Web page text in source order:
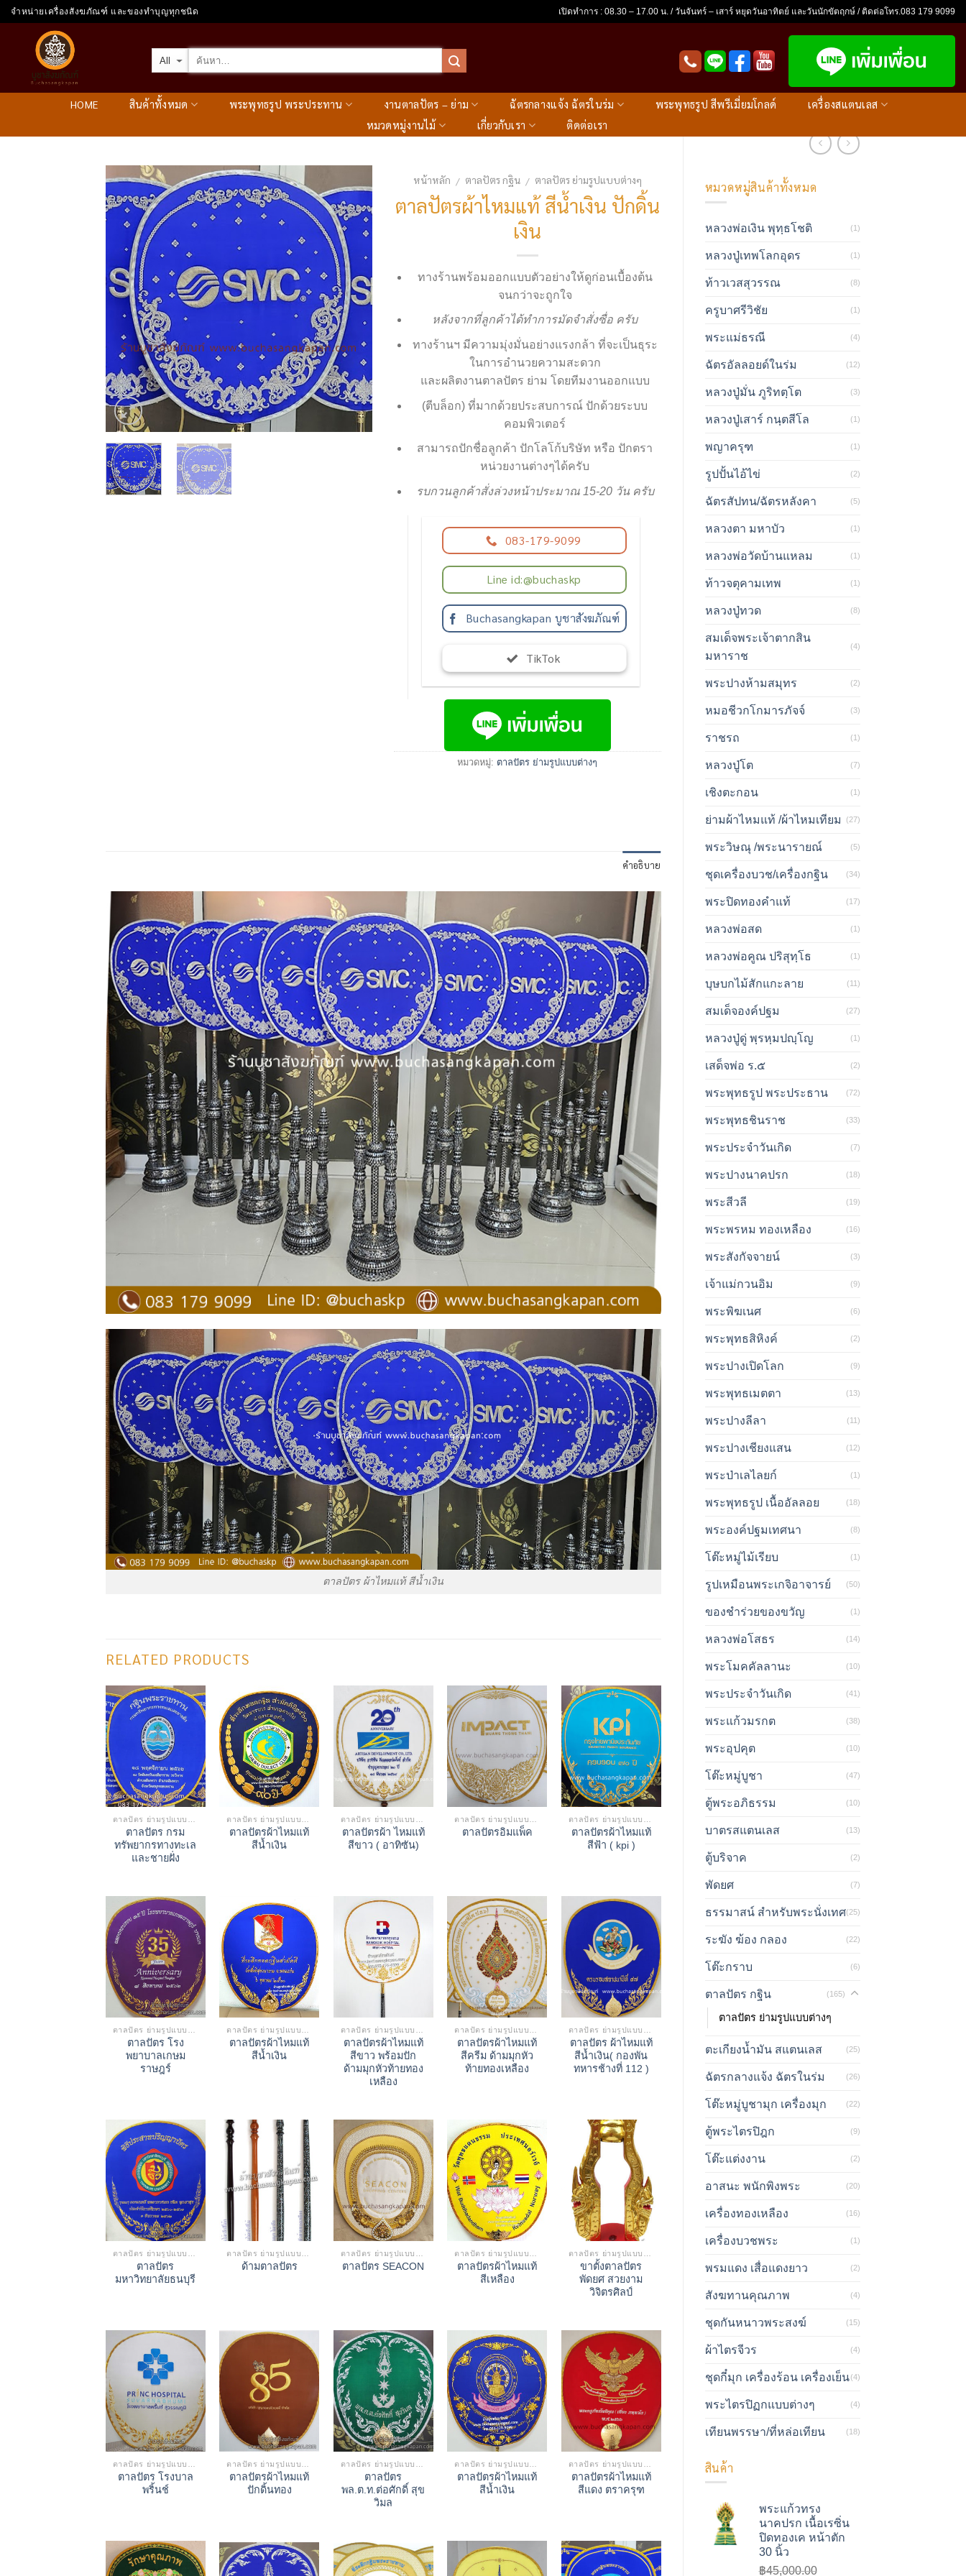
Skip
to
content
จำหน่ายเครื่องสังฆภัณฑ์ และของทำบุญทุกชนิด เปิดทำการ : 08.30 – 17.00 น. / วันจันทร์ – เสาร์ หยุดวันอาทิตย์ และวันนักขัตฤกษ์ / ติดต่อโทร.083 179 9099
HOME สินค้าทั้งหมด พระพุทธรูป พระประทาน งานตาลปัตร – ย่าม ฉัตรกลางแจ้ง ฉัตรในร่ม พระพุทธรูป สีพรีเมี่ยมโกลด์
เครื่องสแตนเลส
หมวดหมู่งานไม้
เกี่ยวกับเรา ติดต่อเรา
หน้าหลัก / ตาลปัตร กฐิน / ตาลปัตร ย่ามรูปแบบต่างๆ
ตาลปัตรผ้าไหมแท้ สีน้ำเงิน ปักดิ้น
เงิน
ทางร้านพร้อมออกแบบตัวอย่างให้ดูก่อนเบื้องต้น
จนกว่าจะถูกใจ
หลังจากที่ลูกค้าได้ทำการมัดจำสั่งซื่อ ครับ
ทางร้านฯ มีความมุ่งมั่นอย่างแรงกล้า ที่จะเป็นธุระ
ในการอำนวยความสะดวก
และผลิตงานตาลปัตร ย่าม โดยทีมงานออกแบบ
(ตีบล็อก) ที่มากด้วยประสบการณ์ ปักด้วยระบบ
คอมพิวเตอร์
สามารถปักชื่อลูกค้า ปักโลโก้บริษัท หรือ ปักตรา
หน่วยงานต่างๆได้ครับ
รบกวนลูกค้าสั่งล่วงหน้าประมาณ 15-20 วัน ครับ
083-179-9099
Line id:@buchaskp
Buchasangkapan บูชาสังฆภัณฑ์
TikTok
หมวดหมู่: ตาลปัตร ย่ามรูปแบบต่างๆ
คำอธิบาย
ตาลปัตร ผ้าไหมแท้ สีน้ำเงิน
RELATED PRODUCTS
ตาลปัตร กรม
ทรัพยากรทางทะเล
และชายฝั่ง
ตาลปัตรผ้าไหมแท้
สีน้ำเงิน
ตาลปัตรผ้า ไหมแท้
สีขาว ( อาทิซัน)
ตาลปัตรอิมแพ็ค
ตาลปัตรผ้าไหมแท้
สีฟ้า ( kpi )
ตาลปัตร โรง
พยาบาลเกษม
ราษฎร์
ตาลปัตรผ้าไหมแท้
สีน้ำเงิน
ตาลปัตรผ้าไหมแท้
สีขาว พร้อมปัก
ด้ามมุกหัวท้ายทอง
เหลือง
ตาลปัตรผ้าไหมแท้
สีครีม ด้ามมุกหัว
ท้ายทองเหลือง
ตาลปัตร ผ้าไหมแท้
สีน้ำเงิน( กองพัน
ทหารช้างที่ 112 )
ตาลปัตร
มหาวิทยาลัยธนบุรี
ด้ามตาลปัตร ตาลปัตร SEACON
ตาลปัตรผ้าไหมแท้
สีเหลือง
ขาตั้งตาลปัตร
พัดยศ สวยงาม
วิจิตรศิลป์
ตาลปัตร โรงบาล
พริ้นช์
ตาลปัตรผ้าไหมแท้
ปักดิ้นทอง
ตาลปัตร
พล.ต.ท.ต่อศักดิ์ สุข
วิมล
ตาลปัตรผ้าไหมแท้
สีน้ำเงิน
ตาลปัตรผ้าไหมแท้
สีแดง ตราครุฑ
หมวดหมู่สินค้าทั้งหมด
หลวงพ่อเงิน พุทฺธโชติ (1)
หลวงปู่เทพโลกอุดร (1)
ท้าวเวสสุวรรณ (8)
ครูบาศรีวิชัย (1)
พระแม่ธรณี (4)
ฉัตรอัลลอยด์ในร่ม (12)
หลวงปู่มั่น ภูริทตฺโต (3)
หลวงปู่เสาร์ กนฺตสีโล (1)
พญาครุฑ (1)
รูปปั้นไอ้ไข่ (2)
ฉัตรสัปทน/ฉัตรหลังคา (5)
หลวงตา มหาบัว (1)
หลวงพ่อวัดบ้านแหลม (1)
ท้าวจตุคามเทพ (1)
หลวงปู่ทวด (8)
สมเด็จพระเจ้าตากสิน
มหาราช
(4)
พระปางห้ามสมุทร (2)
หมอชีวกโกมารภัจจ์ (3)
ราชรถ (1)
หลวงปู่โต (7)
เชิงตะกอน (1)
ย่ามผ้าไหมแท้ /ผ้าไหมเทียม (27)
พระวิษณุ /พระนารายณ์ (5)
ชุดเครื่องบวช/เครื่องกฐิน (34)
พระปิดทองคำแท้ (17)
หลวงพ่อสด (1)
หลวงพ่อคูณ ปริสุทฺโธ (1)
บุษบกไม้สักแกะลาย (11)
สมเด็จองค์ปฐม (27)
หลวงปู่ดู่ พฺรหฺมปญฺโญ (1)
เสด็จพ่อ ร.๕ (2)
พระพุทธรูป พระประธาน (72)
พระพุทธชินราช (33)
พระประจำวันเกิด (7)
พระปางนาคปรก (18)
พระสีวลี (19)
พระพรหม ทองเหลือง (16)
พระสังกัจจายน์ (3)
เจ้าแม่กวนอิม (9)
พระพิฆเนศ (6)
พระพุทธสิหิงค์ (2)
พระปางเปิดโลก (9)
พระพุทธเมตตา (13)
พระปางลีลา (11)
พระปางเชียงแสน (12)
พระป่าเลไลยก์ (1)
พระพุทธรูป เนื้ออัลลอย (18)
พระองค์ปฐมเทศนา (8)
โต๊ะหมู่ไม้เรียบ (1)
รูปเหมือนพระเกจิอาจารย์ (50)
ของชำร่วยของขวัญ (1)
หลวงพ่อโสธร (14)
พระโมคคัลลานะ (10)
พระประจำวันเกิด (41)
พระแก้วมรกต (38)
พระอุปคุต (10)
โต๊ะหมู่บูชา (47)
ตู้พระอภิธรรม (10)
บาตรสแตนเลส (13)
ตู้บริจาค (2)
พัดยศ (7)
ธรรมาสน์ สำหรับพระนั่งเทศ(25)
ระฆัง ฆ้อง กลอง (22)
โต๊ะกราบ (6)
ตาลปัตร กฐิน (165)
ตาลปัตร ย่ามรูปแบบต่างๆ
ตะเกียงน้ำมัน สแตนเลส (25)
ฉัตรกลางแจ้ง ฉัตรในร่ม (26)
โต๊ะหมู่บูชามุก เครื่องมุก (22)
ตู้พระไตรปิฎก (9)
โต๊ะแต่งงาน (2)
อาสนะ พนักพิงพระ (20)
เครื่องทองเหลือง (16)
เครื่องบวชพระ (1)
พรมแดง เสื่อแดงยาว (2)
สังฆทานคุณภาพ (4)
ชุดกันหนาวพระสงฆ์ (15)
ผ้าไตรจีวร (4)
ชุดกี๋มุก เครื่องร้อน เครื่องเย็น (4)
พระไตรปิฏกแบบต่างๆ (4)
เทียนพรรษา/ที่หล่อเทียน (18)
สินค้า
พระแก้วทรง
นาคปรก เนื้อเรซิ่น
ปิดทองเค หน้าตัก
30 นิ้ว
฿45,000.00